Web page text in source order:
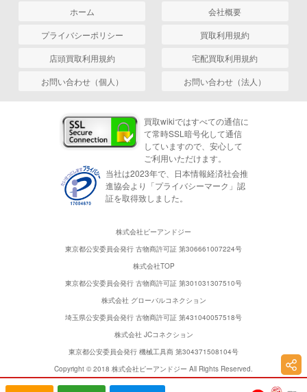
ホーム
会社概要
プライバシーポリシー
買取利用規約
店頭買取利用規約
宅配買取利用規約
お問い合わせ（個人）
お問い合わせ（法人）
買取wikiではすべての通信に
て常時SSL暗号化して通信
していますので、安心して
ご利用いただけます。
当社は2023年で、日本情報経済社会推
進協会より「プライバシーマーク」認
証を取得致しました。
株式会社ピーアンドジー
東京都公安委員会発行 古物商許可証 第306661007224号
株式会社TOP
東京都公安委員会発行 古物商許可証 第301031307510号
株式会社 グローバルコネクション
埼玉県公安委員会発行 古物商許可証 第431040057518号
株式会社 JCコネクション
東京都公安委員会発行 機械工具商 第304371508104号
Copyright © 2018 株式会社ピーアンドジー All Rights Reserved.